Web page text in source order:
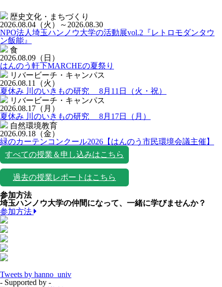
歴史文化・まちづくり
2026.08.04 （火）
～2026.08.30
NPO法人埼玉ハンノウ大学の活動展vol.2『レトロモダンタウ
ン飯能』
食
2026.08.09 （日）
はんのう軒下MARCHEの夏祭り
リバービーチ・キャンパス
2026.08.11
（火）
夏休み 川のいきもの研究 8月11日（火・祝）
リバービーチ・キャンパス
2026.08.17 （月）
夏休み 川のいきもの研究 8月17日（月）
自然環境教育
2026.09.18 （金）
緑のカーテンコンクール2026【はんのう市民環境会議主催】
すべての授業＆申し込みはこちら
過去の授業レポートはこちら
参加方法
埼玉ハンノウ大学の仲間になって、一緒に学びませんか？
参加方法
Tweets by hanno_univ
- Supported by -